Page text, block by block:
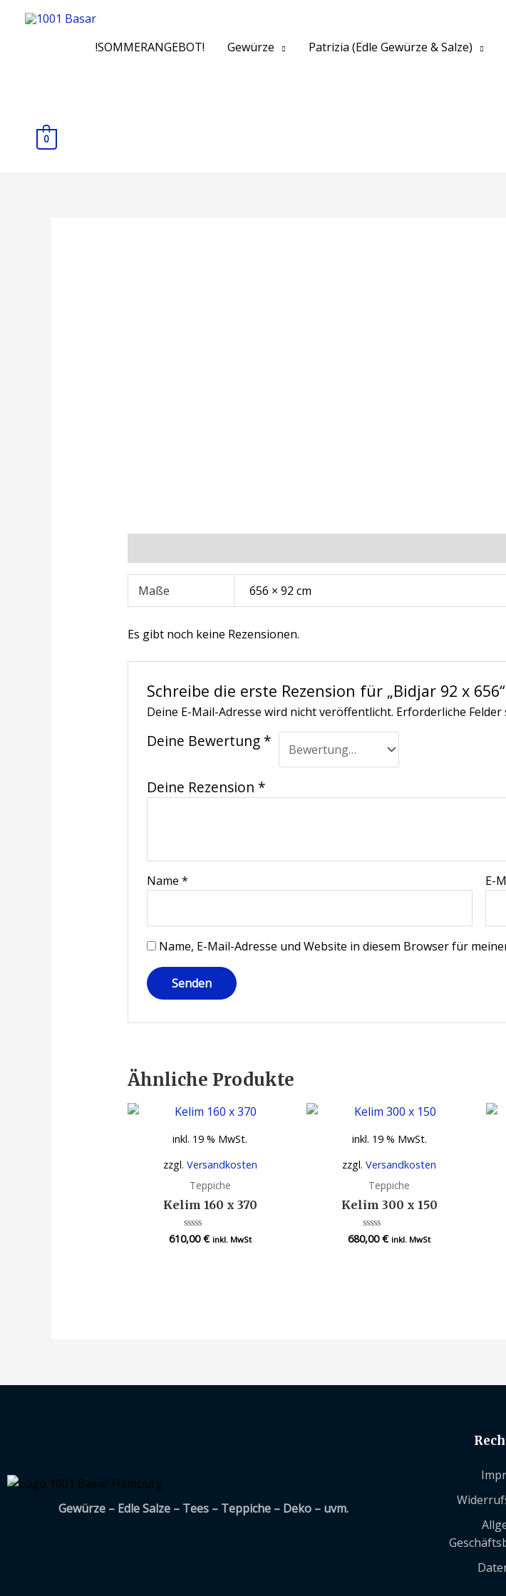
!SOMMERANGEBOT! Gewürze Patrizia (Edle Gewürze & Salze)
0
Maße 656 × 92 cm
Es gibt noch keine Rezensionen.
Schreibe die erste Rezension für „Bidjar 92 x 656“
Deine E-Mail-Adresse wird nicht veröffentlicht. Erforderliche
Deine Bewertung *
Deine Rezension *
Name* E-
Name, E-Mail-Adresse und Website in diesem Browser für
Ähnliche Produkte
inkl. 19 % MwSt.
zzgl. Versandkosten
Teppiche
Kelim 160 x 370
Bewertet
mit
610,00€ inkl. MwSt
inkl. 19 % MwSt.
zzgl.Versandkosten
Teppiche
Kelim 300 x 150
Bewertet
mit
680,00€ inkl. MwSt
Gewürze – Edle Salze – Tees – Teppiche – Deko – uvm.